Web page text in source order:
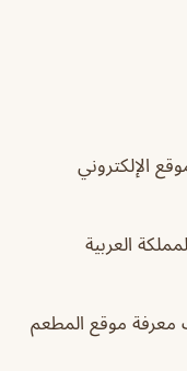
الإلكتروني
الخبر 34446، المملكة العربية
معرفة موقع المطعم